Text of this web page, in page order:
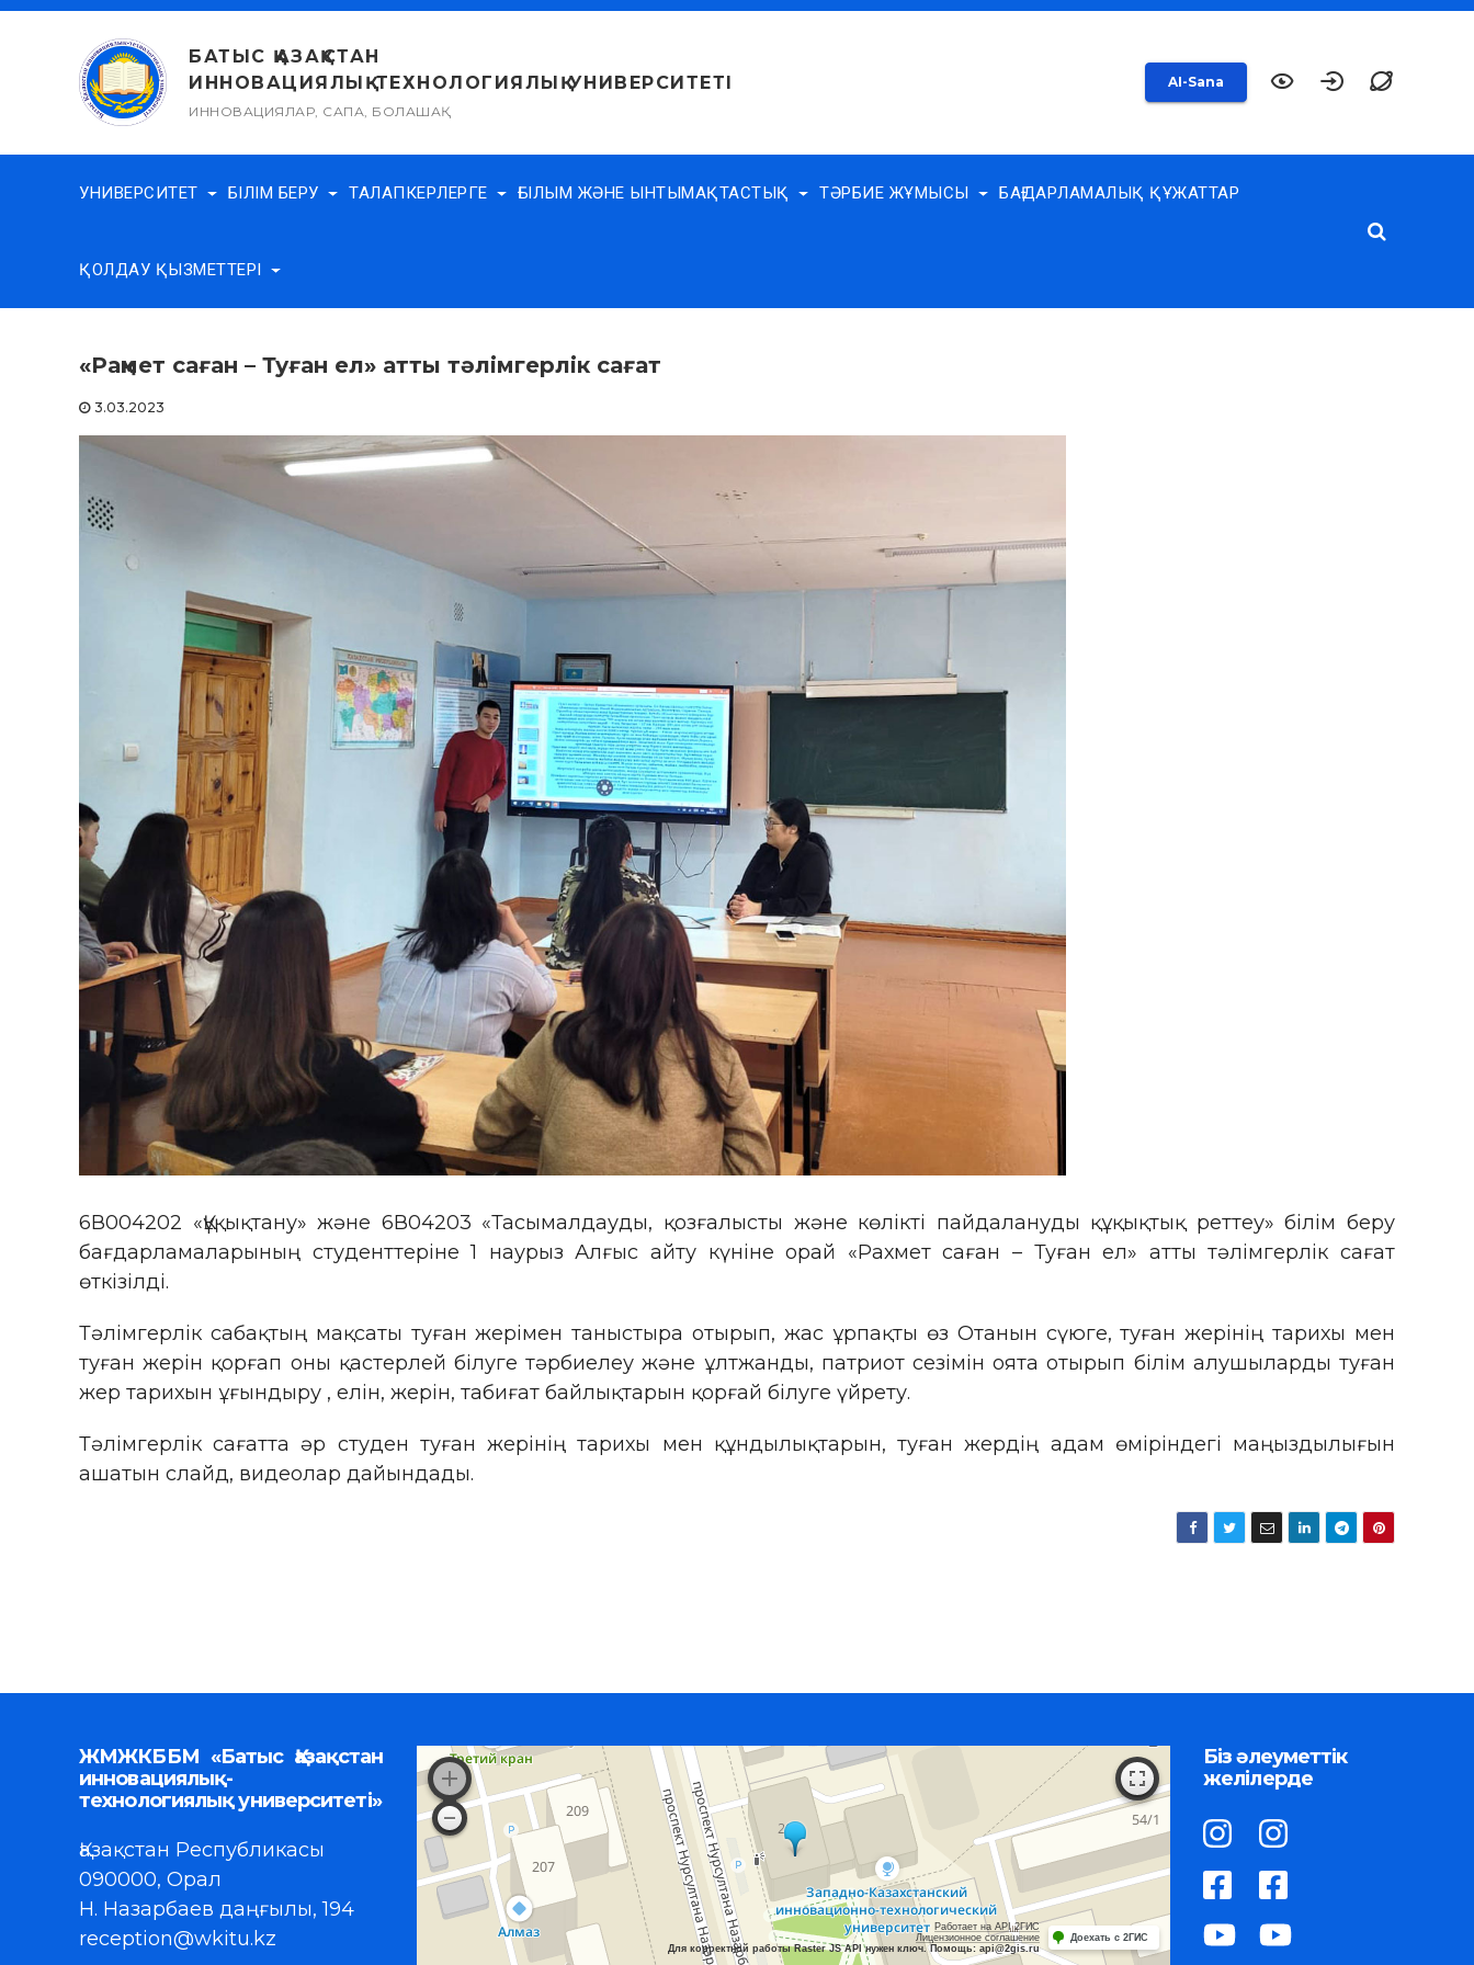
Skip
БАТЫС ҚАЗАҚСТАН
ИННОВАЦИЯЛЫҚ-ТЕХНОЛОГИЯЛЫҚ УНИВЕРСИТЕТІ
ИННОВАЦИЯЛАР, САПА, БОЛАШАҚ
AI-Sana
УНИВЕРСИТЕТ БІЛІМ БЕРУ ТАЛАПКЕРЛЕРГЕ ҒЫЛЫМ ЖӘНЕ ЫНТЫМАҚТАСТЫҚ ТӘРБИЕ ЖҰМЫСЫ БАҒДАРЛАМАЛЫҚ ҚҰЖАТТАР
ҚОЛДАУ ҚЫЗМЕТТЕРІ
«Рақмет саған – Туған ел» атты тәлімгерлік сағат
3.03.2023
6В004202 «Құқықтану» және 6В04203 «Тасымалдауды, қозғалысты және көлікті пайдалануды құқықтық реттеу» білім беру
бағдарламаларының студенттеріне 1 наурыз Алғыс айту күніне орай «Рахмет саған – Туған ел» атты тәлімгерлік сағат
өткізілді.
Тәлімгерлік сабақтың мақсаты туған жерімен таныстыра отырып, жас ұрпақты өз Отанын сүюге, туған жерінің тарихы мен
туған жерін қорғап оны қастерлей білуге тәрбиелеу және ұлтжанды, патриот сезімін оята отырып білім алушыларды туған
жер тарихын ұғындыру , елін, жерін, табиғат байлықтарын қорғай білуге үйрету.
Тәлімгерлік сағатта әр студен туған жерінің тарихы мен құндылықтарын, туған жердің адам өміріндегі маңыздылығын
ашатын слайд, видеолар дайындады.
ЖМЖКББМ «Батыс Қазақстан
инновациялық-
технологиялық университеті»
Қазақстан Республикасы
090000, Орал
Н. Назарбаев даңғылы, 194
reception@wkitu.kz
Работает на API 2ГИС
Лицензионное соглашение
Для корректной работы Raster JS API нужен ключ. Помощь: api@2gis.ru
Доехать с 2ГИС
Біз әлеуметтік
желілерде